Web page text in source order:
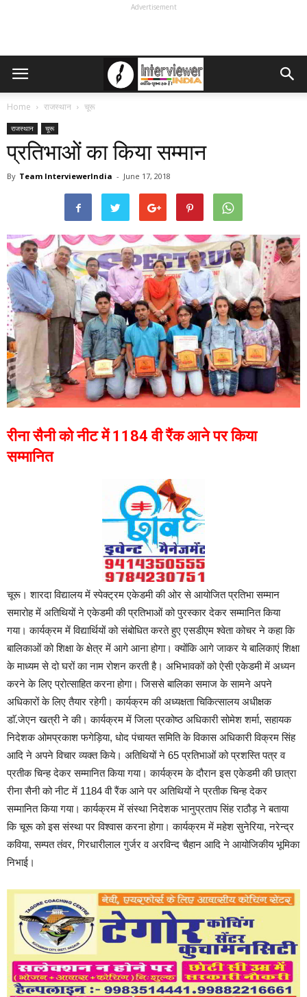
Advertisement
Home राजस्थान चूरू
राजस्थान चूरू
प्रतिभाओं का किया सम्मान
By Team InterviewerIndia - June 17, 2018
रीना सैनी को नीट में 1184 वी रैंक आने पर किया
सम्मानित
चूरू। शारदा विद्यालय में स्पेक्ट्रम एकेडमी की ओर से आयोजित प्रतिभा सम्मान
समारोह में अतिथियों ने एकेडमी की प्रतिभाओं को पुरस्कार देकर सम्मानित किया
गया। कार्यक्रम में विद्यार्थियों को संबोधित करते हुए एसडीएम श्वेता कोचर ने कहा कि
बालिकाओं को शिक्षा के क्षेत्र में आगे आना होगा। क्योंकि आगे जाकर ये बालिकाएं शिक्षा
के माध्यम से दो घरों का नाम रोशन करती है। अभिभावकों को ऐसी एकेडमी में अध्यन
करने के लिए प्रोत्साहित करना होगा। जिससे बालिका समाज के सामने अपने
अधिकारों के लिए तैयार रहेगी। कार्यक्रम की अध्यक्षता चिकित्सालय अधीक्षक
डाॅ.जेएन खत्री ने की। कार्यक्रम में जिला प्रकोष्ठ अधिकारी सोमेश शर्मा, सहायक
निदेशक ओमप्रकाश फगेड़िया, धोद पंचायत समिति के विकास अधिकारी विक्रम सिंह
आदि ने अपने विचार व्यक्त किये। अतिथियों ने 65 प्रतिभाओं को प्रशस्ति पत्र व
प्रतीक चिन्ह देकर सम्मानित किया गया। कार्यक्रम के दौरान इस एकेडमी की छात्रा
रीना सैनी को नीट में 1184 वी रैंक आने पर अतिथियों ने प्रतीक चिन्ह देकर
सम्मानित किया गया। कार्यक्रम में संस्था निदेशक भानुप्रताप सिंह राठौड़ ने बताया
कि चूरू को इस संस्था पर विश्वास करना होगा। कार्यक्रम में महेश सुनेरिया, नरेन्द्र
कविया, सम्पत तंवर, गिरधारीलाल गुर्जर व अरविन्द चैहान आदि ने आयोजिकीय भूमिका
निभाई।